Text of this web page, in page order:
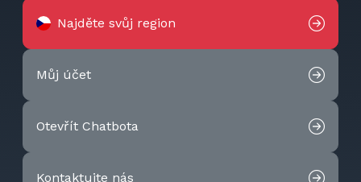
Najděte svůj region
Můj účet
Otevřít Chatbota
Kontaktujte nás